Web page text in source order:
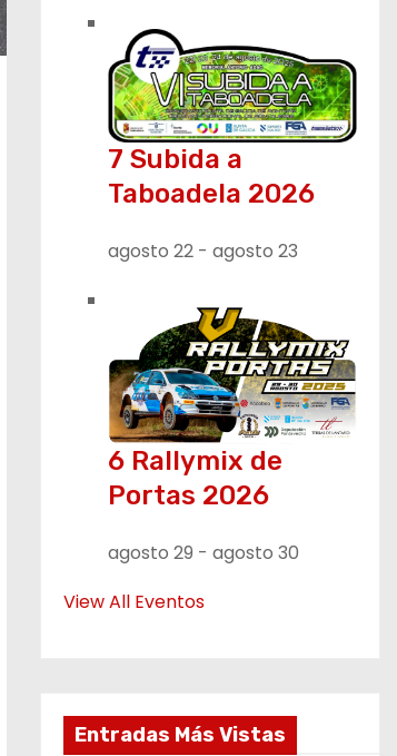
7 Subida a
Taboadela 2026
agosto 22 - agosto 23
6 Rallymix de
Portas 2026
agosto 29 - agosto 30
View All Eventos
Entradas Más Vistas